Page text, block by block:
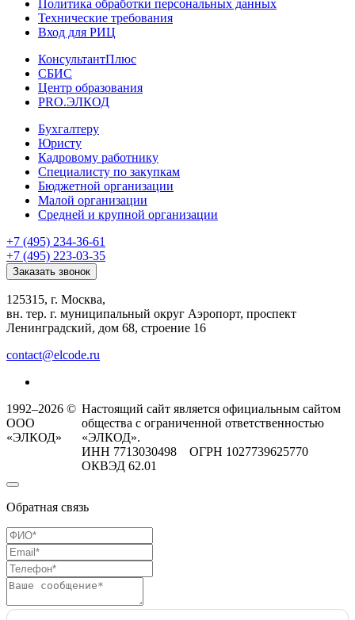
Политика обработки персональных данных
Технические требования
Вход для РИЦ
КонсультантПлюс
СБИС
Центр образования
PRO.ЭЛКОД
Бухгалтеру
Юристу
Кадровому работнику
Специалисту по закупкам
Бюджетной организации
Малой организации
Средней и крупной организации
+7 (495) 234-36-61
+7 (495) 223-03-35
Заказать звонок
125315, г. Москва,
вн. тер. г. муниципальный округ Аэропорт, проспект
Ленинградский, дом 68, строение 16
contact@elcode.ru
1992–2026 ©
ООО
«ЭЛКОД»
Настоящий сайт является официальным сайтом
общества с ограниченной ответственностью
«ЭЛКОД».
ИНН 7713030498 ОГРН 1027739625770
ОКВЭД 62.01
Обратная связь